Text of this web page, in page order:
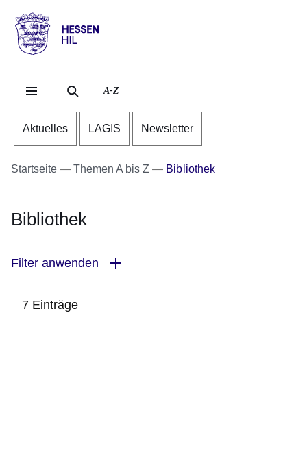
Hessen
HIL
A-Z
Aktuelles LAGIS Newsletter
Startseite Themen A bis Z Bibliothek
Bibliothek
Filter anwenden
7 Einträge